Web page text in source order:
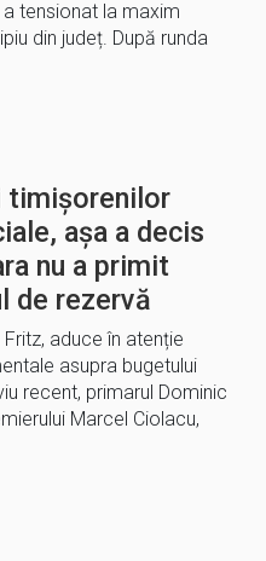
a tensionat la maxim
din județ. După runda
timișorenilor
așa a decis
nu a primit
de rezervă
aduce în atenție
asupra bugetului
recent, primarul Dominic
Marcel Ciolacu,